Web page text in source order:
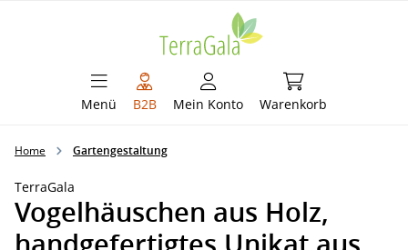
Menü B2B Mein Konto Warenkorb
Warenkorb
Home Gartengestaltung
TerraGala
Vogelhäuschen aus Holz,